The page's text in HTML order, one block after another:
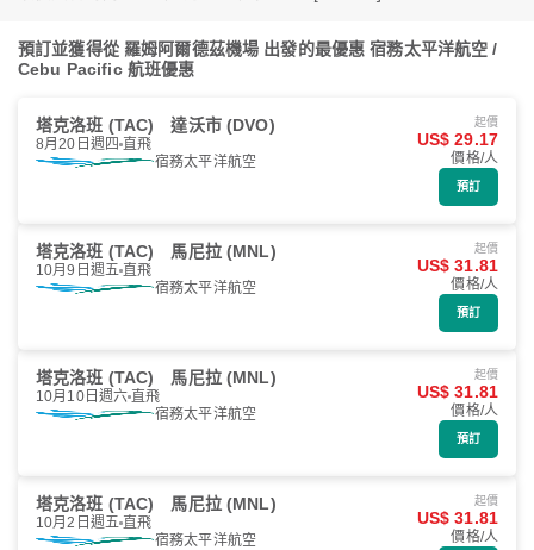
預訂並獲得從 羅姆阿爾德茲機場 出發的最優惠 宿務太平洋航空 /
Cebu Pacific 航班優惠
塔克洛班 (TAC) 達沃市 (DVO)
8月20日週四 直飛
宿務太平洋航空
起價
US$ 29.17
價格/人
預訂
塔克洛班 (TAC) 馬尼拉 (MNL)
10月9日週五 直飛
宿務太平洋航空
起價
US$ 31.81
價格/人
預訂
塔克洛班 (TAC) 馬尼拉 (MNL)
10月10日週六 直飛
宿務太平洋航空
起價
US$ 31.81
價格/人
預訂
塔克洛班 (TAC) 馬尼拉 (MNL)
10月2日週五 直飛
宿務太平洋航空
起價
US$ 31.81
價格/人